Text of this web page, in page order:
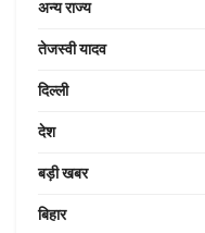
अन्य राज्य
तेजस्वी यादव
दिल्ली
देश
बड़ी खबर
बिहार